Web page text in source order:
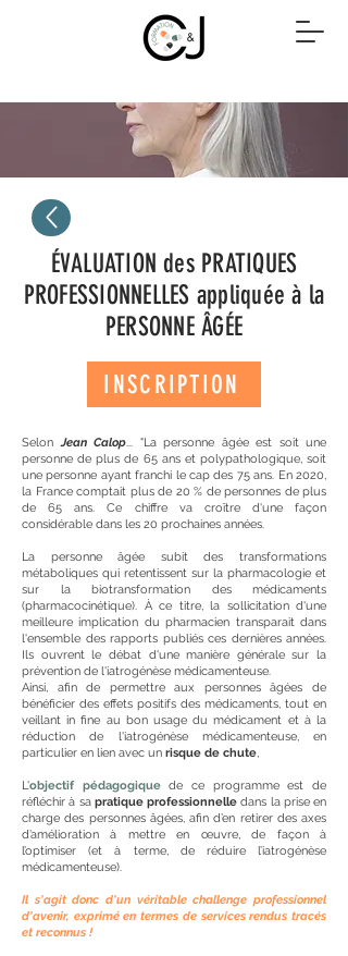
ÉVALUATION des PRATIQUES
PROFESSIONNELLES appliquée à la
PERSONNE ÂGÉE
INSCRIPTION
SelonJean Calop... "La personne âgée est soit une
personne de plus de 65 ans et polypathologique, soit
une personne ayant franchi le cap des 75 ans. En 2020,
la France comptait plus de 20 % de personnes de plus
de 65 ans. Ce chiffre va croître d'une façon
considérable dans les 20 prochaines années.
La personne âgée subit des transformations
métaboliques qui retentissent sur la pharmacologie et
sur la biotransformation des médicaments
(pharmacocinétique). À ce titre, la sollicitation d'une
meilleure implication du pharmacien transparait dans
l'ensemble des rapports publiés ces dernières années.
Ils ouvrent le débat d'une manière générale sur la
prévention de l'iatrogénèse médicamenteuse.
Ainsi, afin de permettre aux personnes âgées de
bénéficier des effets positifs des médicaments, tout en
veillant in fine au bon usage du médicament et à la
réduction de l'iatrogénèse médicamenteuse, en
particulier en lien avec un risque de chute,
L'objectif pédagogiquede ce programme est de
réfléchir à sa pratique professionnelle dans la prise en
charge des personnes âgées, afin d’en retirer des axes
d’amélioration à mettre en œuvre, de façon à
l’optimiser (et à terme, de réduire l’iatrogénèse
médicamenteuse).
Il s'agit donc d'un véritablechallenge professionnel
d'avenir, exprimé en termes de services rendus tracés
et reconnus !